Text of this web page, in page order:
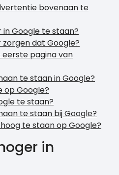
bovenaan te
in Google te staan?
zorgen dat Google?
eerste pagina van
te staan in Google?
op Google?
te staan?
te staan bij Google?
te staan op Google?
in